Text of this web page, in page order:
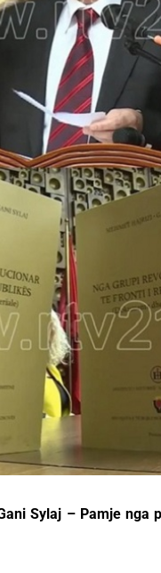
Sylaj – Pamje nga